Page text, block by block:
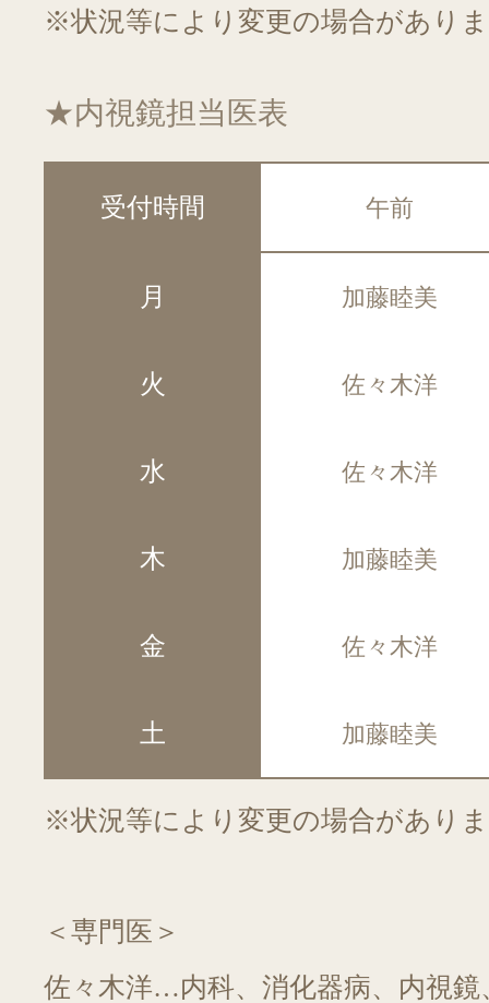
※状況等により変更の場合があり
★内視鏡担当医表
受付時間 午前
月 加藤睦美
火 佐々木洋
水 佐々木洋
木 加藤睦美
金 佐々木洋
土 加藤睦美
※状況等により変更の場合があり
＜専門医＞
佐々木洋…内科、消化器病、内視